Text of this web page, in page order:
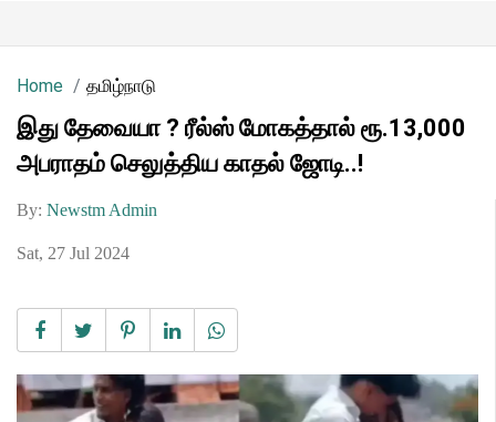
Home தமிழ்நாடு
இது தேவையா ? ரீல்ஸ் மோகத்தால் ரூ.13,000
அபராதம் செலுத்திய காதல் ஜோடி..!
By: Newstm Admin
Sat, 27 Jul 2024